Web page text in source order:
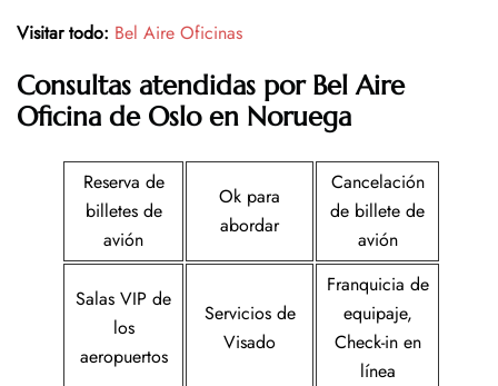
Visitar todo: Bel Aire Oficinas
Consultas atendidas por Bel Aire
Oficina de Oslo en Noruega
Reserva de
billetes de
avión
Ok para
abordar
Cancelación
de billete de
avión
Salas VIP de
los
aeropuertos
Servicios de
Visado
Franquicia de
equipaje,
Check-in en
línea